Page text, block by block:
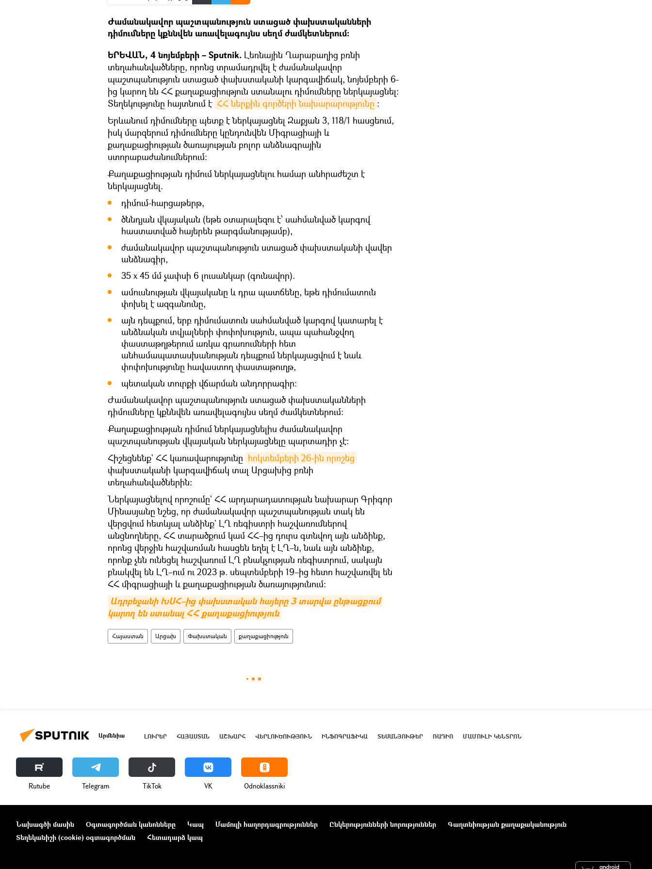
Ժամանակավոր պաշտպանություն ստացած փախստականների
դիմումները կքննվեն առավելագույնս սեղմ ժամկետներում:
ԵՐԵՎԱՆ, 4 նոյեմբերի – Sputnik. Լեռնային Ղարաբաղից բռնի
տեղահանվածները, որոնց տրամադրվել է ժամանակավոր
պաշտպանություն ստացած փախստականի կարգավիճակ, նոյեմբերի 6-
ից կարող են ՀՀ քաղաքացիություն ստանալու դիմումները ներկայացնել։
Տեղեկությունը հայտնում է ՀՀ ներքին գործերի նախարարությունը ։
Երևանում դիմումները պետք է ներկայացնել Զաքյան 3, 118/1 հասցեում,
իսկ մարզերում դիմումները կընդունվեն Միգրացիայի և
քաղաքացիության ծառայության բոլոր անձնագրային
ստորաբաժանումներում:
Քաղաքացիության դիմում ներկայացնելու համար անհրաժեշտ է
ներկայացնել.
դիմում-հարցաթերթ,
ծննդյան վկայական (եթե օտարալեզու է՝ սահմանված կարգով
հաստատված հայերեն թարգմանությամբ),
ժամանակավոր պաշտպանություն ստացած փախստականի վավեր
անձնագիր,
35 x 45 մմ չափսի 6 լուսանկար (գունավոր).
ամուսնության վկայականը և դրա պատճենը, եթե դիմումատուն
փոխել է ազգանունը,
այն դեպքում, երբ դիմումատուն սահմանված կարգով կատարել է
անձնական տվյալների փոփոխություն, ապա պահանջվող
փաստաթղթերում առկա գրառումների հետ
անհամապատասխանության դեպքում ներկայացվում է նաև
փոփոխությունը հավաստող փաստաթուղթ,
պետական տուրքի վճարման անդորրագիր:
Ժամանակավոր պաշտպանություն ստացած փախստականների
դիմումները կքննվեն առավելագույնս սեղմ ժամկետներում:
Քաղաքացիության դիմում ներկայացնելիս ժամանակավոր
պաշտպանության վկայական ներկայացնելը պարտադիր չէ:
Հիշեցնենք` ՀՀ կառավարությունը հոկտեմբերի 26-ին որոշեց
փախստականի կարգավիճակ տալ Արցախից բռնի
տեղահանվածներին։
Ներկայացնելով որոշումը` ՀՀ արդարադատության նախարար Գրիգոր
Մինասյանը նշեց, որ ժամանակավոր պաշտպանության տակ են
վերցվում հետևյալ անձինք` ԼՂ ռեգիստրի հաշվառումներով
անցնողները, ՀՀ տարածքում կամ ՀՀ–ից դուրս գտնվող այն անձինք,
որոնց վերջին հաշվառման հասցեն եղել է ԼՂ–ն, նաև այն անձինք,
որոնք չեն ունեցել հաշվառում ԼՂ բնակչության ռեգիստրում, սակայն
բնակվել են ԼՂ–ում ու 2023 թ. սեպտեմբերի 19–ից հետո հաշվառվել են
ՀՀ միգրացիայի և քաղաքացիության ծառայությունում։
Ադրբեջանի ԽՍՀ–ից փախստական հայերը 3 տարվա ընթացքում
կարող են ստանալ ՀՀ քաղաքացիություն
Հայաստան Արցախ Փախստական քաղաքացիություն
Արմենիա ԼՈՒՐԵՐ ՀԱՅԱՍՏԱՆ ԱՇԽԱՐՀ ՎԵՐԼՈՒԾՈՒԹՅՈՒՆ ԻՆՖՈԳՐԱՖԻԿԱ ՏԵՍԱՆՅՈՒԹԵՐ ՌԱԴԻՈ ՄԱՄՈՒԼԻ ԿԵՆՏՐՈՆ
Rutube Telegram ТikТоk VK Odnoklassniki
Նախագծի մասին Օգտագործման կանոնները Կապ Մամուլի հաղորդագրություններ Ընկերությունների նորություններ
Գաղտնիության քաղաքականություն
Տեղեկանիշի (cookie) օգտագործման
Հետադարձ կապ